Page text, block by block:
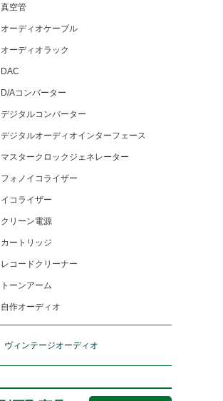
真空管
オーディオケーブル
オーディオラック
DAC
D/Aコンバーター
デジタルコンバーター
デジタルオーディオインターフェース
マスタークロックジェネレーター
フォノイコライザー
イコライザー
クリーン電源
カートリッジ
レコードクリーナー
トーンアーム
自作オーディオ
ヴィンテージオーディオ